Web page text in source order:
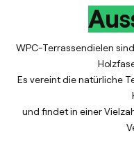
WPC-Terrassendielen
Es vereint die natürliche
und findet in einer